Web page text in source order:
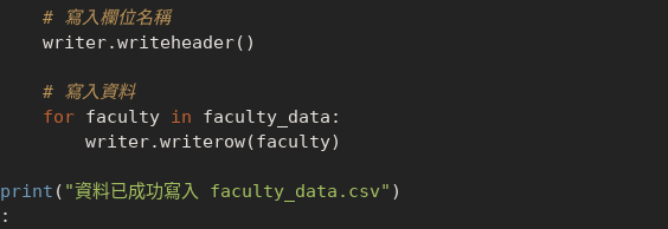
# 寫入欄位名稱
# 寫入資料
for faculty in faculty_data:
print ( "資料已成功寫入 faculty_data.csv"
: